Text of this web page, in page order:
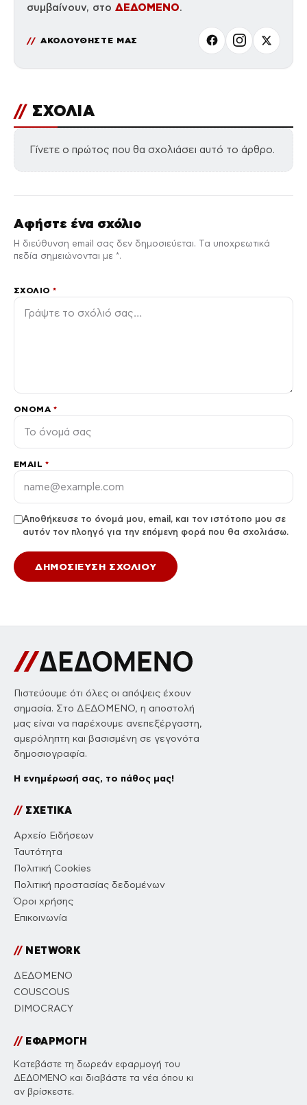
συμβαίνουν, στο ΔΕΔΟΜΕΝΟ.
ΑΚΟΛΟΥΘΗΣΤΕ ΜΑΣ
// ΣΧΟΛΙΑ
Γίνετε ο πρώτος που θα σχολιάσει αυτό το άρθρο.
Αφήστε ένα σχόλιο
Η διεύθυνση email σας δεν δημοσιεύεται. Τα υποχρεωτικά
πεδία σημειώνονται με *.
ΣΧΌΛΙΟ*
ΌΝΟΜΑ *
EMAIL *
Αποθήκευσε το όνομά μου, email, και τον ιστότοπο μου σε
αυτόν τον πλοηγό για την επόμενη φορά που θα σχολιάσω.
Πιστεύουμε ότι όλες οι απόψεις έχουν
σημασία. Στο ΔΕΔΟΜΕΝΟ, η αποστολή
μας είναι να παρέχουμε ανεπεξέργαστη,
αμερόληπτη και βασισμένη σε γεγονότα
δημοσιογραφία.
Η ενημέρωσή σας, το πάθος μας!
//ΣΧΕΤΙΚΑ
Αρχείο Ειδήσεων
Ταυτότητα
Πολιτική Cookies
Πολιτική προστασίας δεδομένων
Όροι χρήσης
Επικοινωνία
//NETWORK
ΔΕΔΟΜΕΝΟ
COUSCOUS
DIMOCRACY
//ΕΦΑΡΜΟΓΗ
Κατεβάστε τη δωρεάν εφαρμογή του
ΔΕΔΟΜΕΝΟ και διαβάστε τα νέα όπου κι
αν βρίσκεστε.